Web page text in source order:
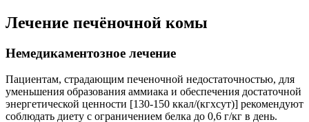
Лечение печёночной комы
Немедикаментозное лечение
Пациентам, страдающим печеночной недостаточностью, для
уменьшения образования аммиака и обеспечения достаточной
энергетической ценности [130-150 ккал/(кгхсут)] рекомендуют
соблюдать диету с ограничением белка до 0,6 г/кг в день.